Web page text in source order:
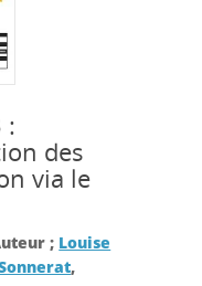
:
des
via le
; Louise
,